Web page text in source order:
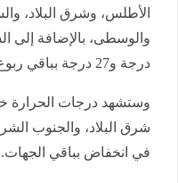
الأطلس، وشرق البلاد،
درجة و27 درجة بباقي ربوع المملكة.
وستشهد درجات الحرارة
شرق البلاد، والجنوب
في انخفاض بباقي الجهات.